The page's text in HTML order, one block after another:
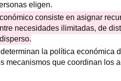
eligen.
consiste en asignar
necesidades ilimitadas, de
la política económica
mecanismos que coordinan los